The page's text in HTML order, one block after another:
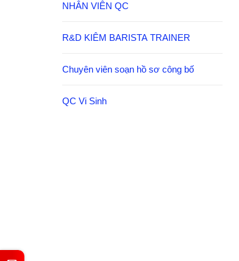
NHÂN VIÊN QC
R&D KIÊM BARISTA TRAINER
Chuyên viên soạn hồ sơ công bố
QC Vi Sinh